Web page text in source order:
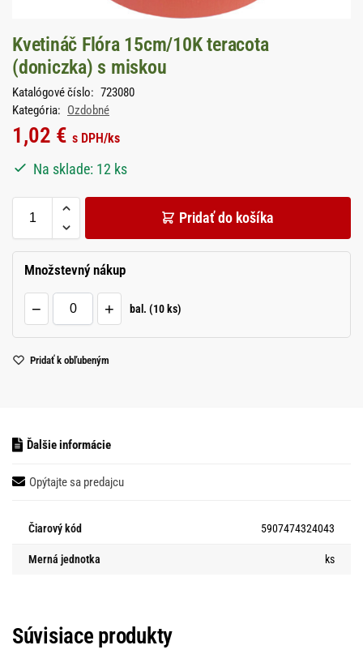
Kvetináč Flóra 15cm/10K teracota
(doniczka) s miskou
Katalógové číslo: 723080
Kategória: Ozdobné
1,02 € s DPH/ks
Na sklade: 12 ks
Pridať do košíka
Množstevný nákup
bal. (10 ks)
− +
Pridať k obľubeným
Ďalšie informácie
Opýtajte sa predajcu
Čiarový kód 5907474324043
Merná jednotka ks
Súvisiace produkty